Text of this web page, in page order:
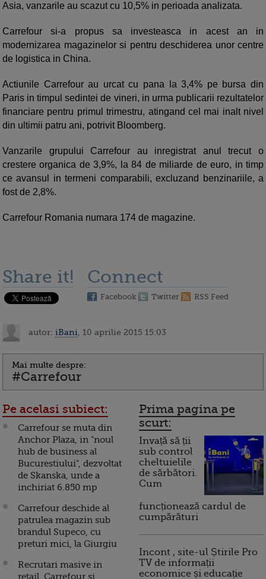
Asia, vanzarile au scazut cu 10,5% in perioada analizata.
Carrefour si-a propus sa investeasca in acest an in
modernizarea magazinelor si pentru deschiderea unor centre
de logistica in China.
Actiunile Carrefour au urcat cu pana la 3,4% pe bursa din
Paris in timpul sedintei de vineri, in urma publicarii rezultatelor
financiare pentru primul trimestru, atingand cel mai inalt nivel
din ultimii patru ani, potrivit Bloomberg.
Vanzarile grupului Carrefour au inregistrat anul trecut o
crestere organica de 3,9%, la 84 de miliarde de euro, in timp
ce avansul in termeni comparabili, excluzand benzinariile, a
fost de 2,8%.
Carrefour Romania numara 174 de magazine.
Share it! Connect
Facebook Twitter RSS Feed
autor: iBani , 10 aprilie 2015 15:03
Mai multe despre:
#Carrefour
Pe acelasi subiect:
Carrefour se muta din
Anchor Plaza, in "noul
hub de business al
Bucurestiului", dezvoltat
de Skanska, unde a
inchiriat 6.850 mp
Carrefour deschide al
patrulea magazin sub
brandul Supeco, cu
preturi mici, la Giurgiu
Recrutari masive in
retail. Carrefour si
Prima pagina pe
scurt:
Invață să ții
sub control
cheltuielile
de sărbători.
Cum
funcționează cardul de
cumpărături
Incont , site-ul Știrile Pro
TV de informații
economice și educație